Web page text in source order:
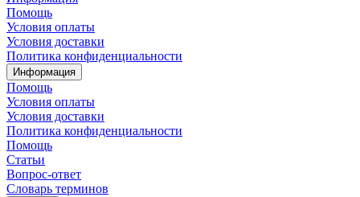
Помощь
Условия оплаты
Условия доставки
Политика конфиденциальности
Информация
Помощь
Условия оплаты
Условия доставки
Политика конфиденциальности
Помощь
Статьи
Вопрос-ответ
Словарь терминов